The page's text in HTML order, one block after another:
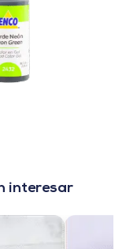
interesar